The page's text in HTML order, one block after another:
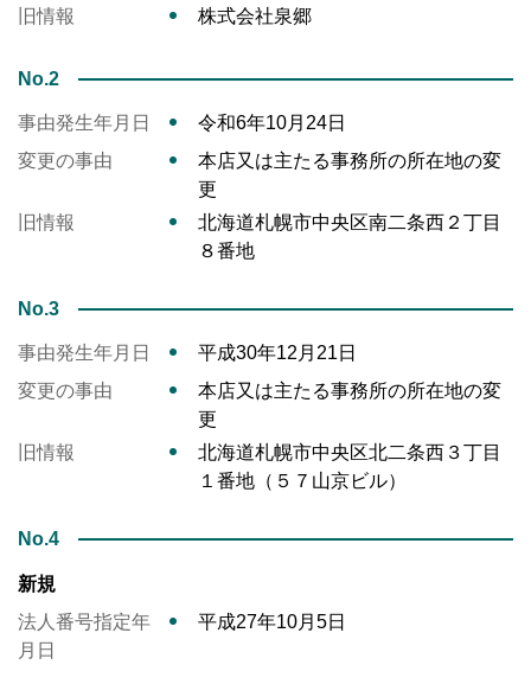
旧情報 株式会社泉郷
No.2
事由発生年月日
令和6年10月24日
変更の事由
本店又は主たる事務所の所在地の変
更
旧情報
北海道札幌市中央区南二条西２丁目
８番地
No.3
事由発生年月日
平成30年12月21日
変更の事由
本店又は主たる事務所の所在地の変
更
旧情報
北海道札幌市中央区北二条西３丁目
１番地（５７山京ビル）
No.4
新規
法人番号指定年
月日
平成27年10月5日